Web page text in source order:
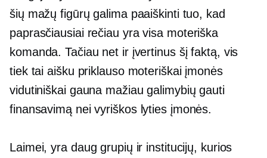
šių mažų figūrų galima paaiškinti tuo, kad
paprasčiausiai rečiau yravisa moteriška
komanda. Tačiau net ir įvertinus šį faktą, vis
tiek tai aišku priklauso moteriškaiįmonės
vidutiniškai gauna mažiau galimybių gauti
finansavimą neivyriškos lytiesįmonės.
Laimei, yra daug grupių ir institucijų, kurios